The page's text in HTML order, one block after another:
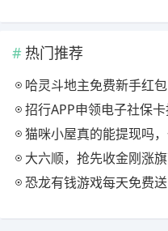
热门推荐
哈灵斗地主免费新手红
招行APP申领电子社保
猫咪小屋真的能提现吗
大六顺，抢先收金刚涨
恐龙有钱游戏每天免费